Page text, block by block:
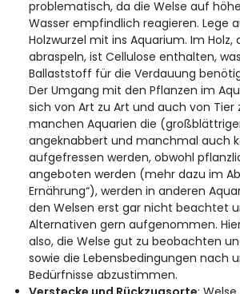
problematisch, da die Welse auf
Wasser empfindlich reagieren. Lege
Holzwurzel mit ins Aquarium. Im Holz,
abraspeln, ist Cellulose enthalten,
Ballaststoff für die Verdauung
Der Umgang mit den Pflanzen im
sich von Art zu Art und auch von Tier
manchen Aquarien die
angeknabbert und manchmal auch
aufgefressen werden, obwohl
angeboten werden (mehr dazu im
Ernährung“), werden in anderen
den Welsen erst gar nicht beachtet
Alternativen gern aufgenommen.
also, die Welse gut zu beobachten
sowie die Lebensbedingungen nach
Bedürfnisse abzustimmen.